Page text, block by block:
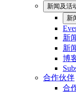
新闻及活
新
新
新
博
合作伙伴
合